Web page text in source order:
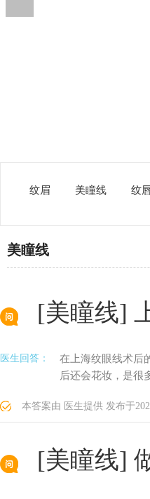
纹眉 美瞳线 纹
美瞳线
[美瞳线]
医生回答：
在上海纹眼线术后
后还会花妆，是很
本答案由 医生提供 发布于
[美瞳线]